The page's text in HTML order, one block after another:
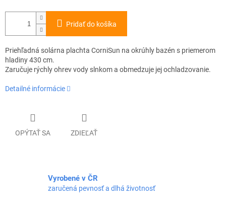
Pridať do košíka
Priehľadná solárna plachta CorniSun na okrúhly bazén s priemerom
hladiny 430 cm.
Zaručuje rýchly ohrev vody slnkom a obmedzuje jej ochladzovanie.
Detailné informácie
OPÝTAŤ SA ZDIEĽAŤ
Vyrobené v ČR
zaručená pevnosť a dlhá životnosť